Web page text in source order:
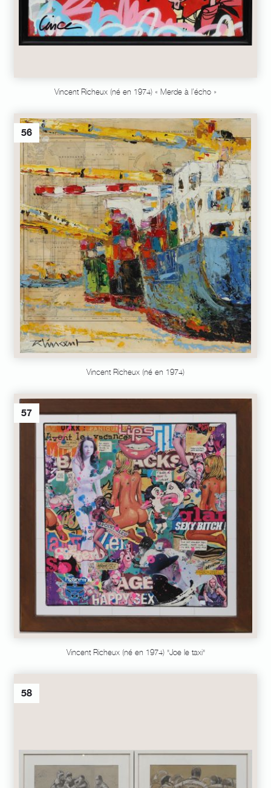
Vincent Richeux (né en 1974) « Merde à l’écho »
56
Vincent Richeux (né en 1974)
57
Vincent Richeux (né en 1974) "Joe le taxi"
58